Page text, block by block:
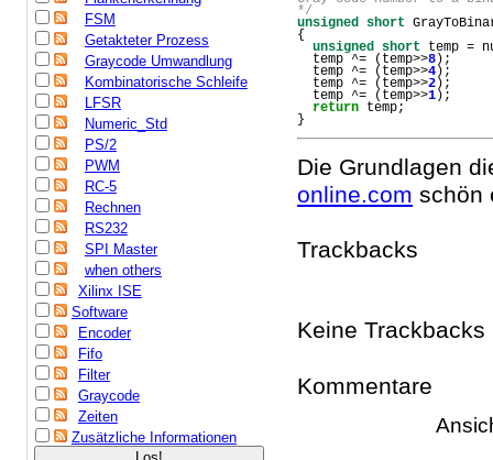
FSM
Getakteter Prozess
Graycode Umwandlung
Kombinatorische Schleife
LFSR
Numeric_Std
PS/2
PWM
RC-5
Rechnen
RS232
SPI Master
when others
Xilinx ISE
Software
Encoder
Fifo
Filter
Graycode
Zeiten
Zusätzliche Informationen
*/
unsigned
short
{
unsigned
short temp =
  temp ^= (temp>>
8);
  temp ^= (temp>>
4);
  temp ^= (temp>>
2);
  temp ^= (temp>>
1);
return temp;
}
Die Grundlagen
online.com schön
Trackbacks
Keine Trackbacks
Kommentare